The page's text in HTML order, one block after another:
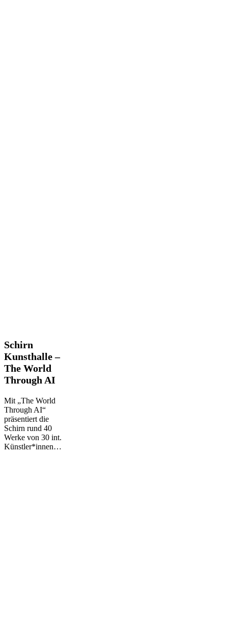
Schirn
Kunsthalle
–
The
World
AI
Schirn
Kunsthalle –
The World
Through AI
Mit „The World
Through AI“
präsentiert die
Schirn rund 40
Werke von 30 int.
Künstler*innen…